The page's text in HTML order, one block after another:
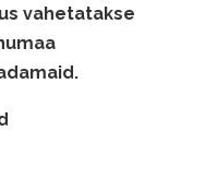
vahetatakse